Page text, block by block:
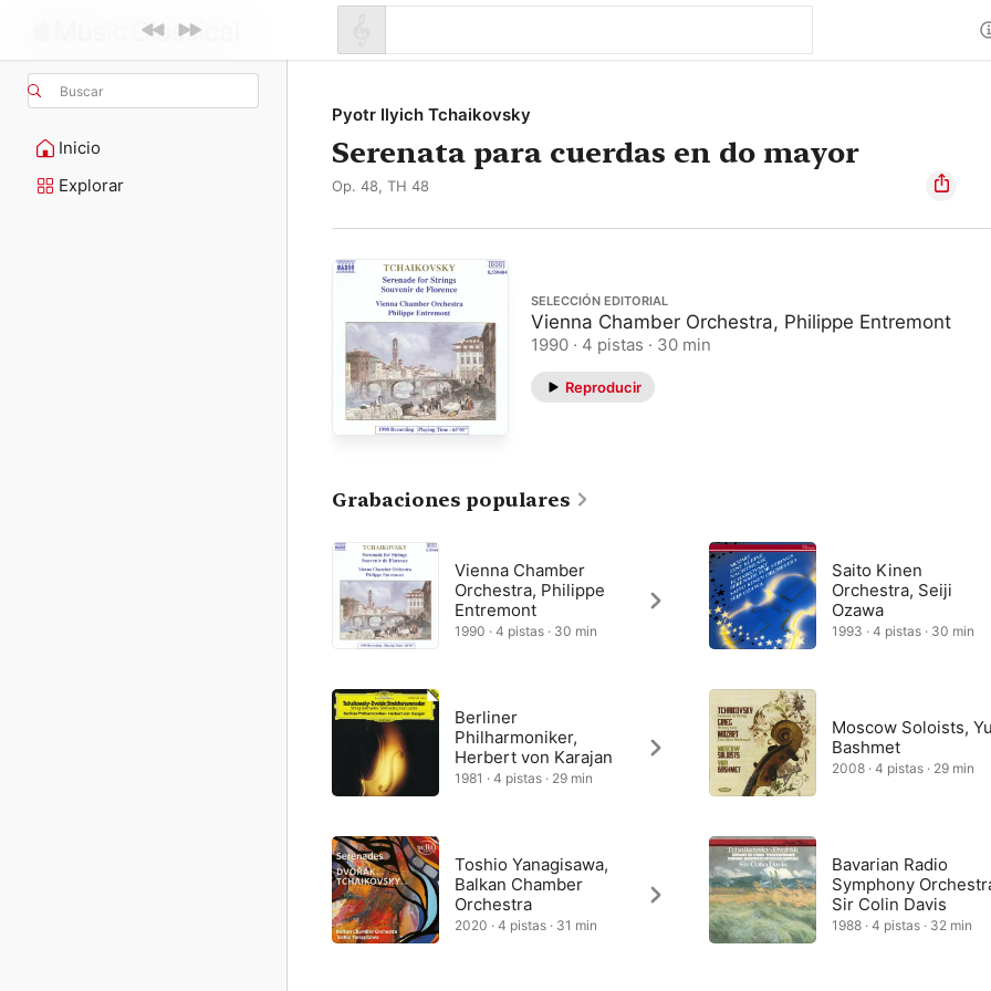
Buscar
Inicio
Explorar
Pyotr Ilyich Tchaikovsky
Serenata para cuerdas en do mayor
Op. 48, TH 48
SELECCIÓN EDITORIAL
Vienna Chamber Orchestra, Philippe Entremont
1990 · 4 pistas · 30 min
Reproducir
Grabaciones populares
Vienna Chamber
Orchestra, Philippe
Entremont
1990 · 4 pistas · 30 min
Berliner
Philharmoniker,
Herbert von Karajan
1981 · 4 pistas · 29 min
Toshio Yanagisawa,
Balkan Chamber
Orchestra
2020 · 4 pistas · 31 min
Saito Kinen
Orchestra, Seiji
Ozawa
1993 · 4 pistas · 30 min
Moscow Soloists,
Bashmet
2008 · 4 pistas · 29 min
Bavarian Radio
Symphony
Sir Colin Davis
1988 · 4 pistas · 32 min